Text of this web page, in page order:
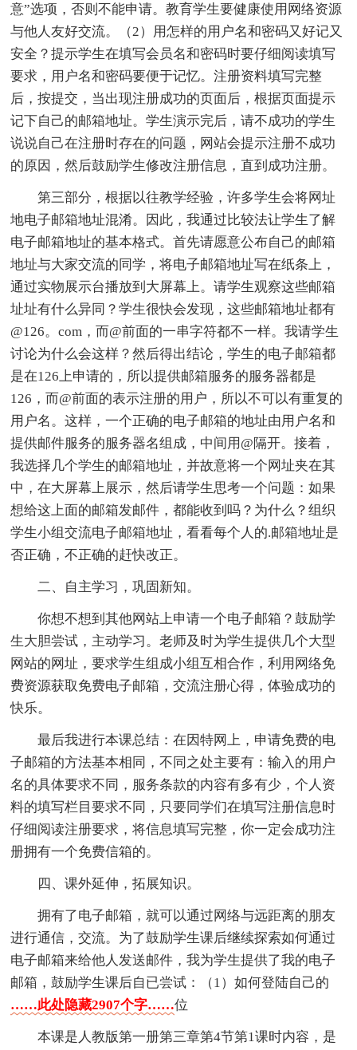
意”选项，否则不能申请。教育学生要健康使用网络资源
与他人友好交流。（2）用怎样的用户名和密码又好记又
安全？提示学生在填写会员名和密码时要仔细阅读填写
要求，用户名和密码要便于记忆。注册资料填写完整
后，按提交，当出现注册成功的页面后，根据页面提示
记下自己的邮箱地址。学生演示完后，请不成功的学生
说说自己在注册时存在的问题，网站会提示注册不成功
的原因，然后鼓励学生修改注册信息，直到成功注册。
第三部分，根据以往教学经验，许多学生会将网址
地电子邮箱地址混淆。因此，我通过比较法让学生了解
电子邮箱地址的基本格式。首先请愿意公布自己的邮箱
地址与大家交流的同学，将电子邮箱地址写在纸条上，
通过实物展示台播放到大屏幕上。请学生观察这些邮箱
址址有什么异同？学生很快会发现，这些邮箱地址都有
@126。com，而@前面的一串字符都不一样。我请学生
讨论为什么会这样？然后得出结论，学生的电子邮箱都
是在126上申请的，所以提供邮箱服务的服务器都是
126，而@前面的表示注册的用户，所以不可以有重复的
用户名。这样，一个正确的电子邮箱的地址由用户名和
提供邮件服务的服务器名组成，中间用@隔开。接着，
我选择几个学生的邮箱地址，并故意将一个网址夹在其
中，在大屏幕上展示，然后请学生思考一个问题：如果
想给这上面的邮箱发邮件，都能收到吗？为什么？组织
学生小组交流电子邮箱地址，看看每个人的.邮箱地址是
否正确，不正确的赶快改正。
二、自主学习，巩固新知。
你想不想到其他网站上申请一个电子邮箱？鼓励学
生大胆尝试，主动学习。老师及时为学生提供几个大型
网站的网址，要求学生组成小组互相合作，利用网络免
费资源获取免费电子邮箱，交流注册心得，体验成功的
快乐。
最后我进行本课总结：在因特网上，申请免费的电
子邮箱的方法基本相同，不同之处主要有：输入的用户
名的具体要求不同，服务条款的内容有多有少，个人资
料的填写栏目要求不同，只要同学们在填写注册信息时
仔细阅读注册要求，将信息填写完整，你一定会成功注
册拥有一个免费信箱的。
四、课外延伸，拓展知识。
拥有了电子邮箱，就可以通过网络与远距离的朋友
进行通信，交流。为了鼓励学生课后继续探索如何通过
电子邮箱来给他人发送邮件，我为学生提供了我的电子
邮箱，鼓励学生课后自已尝试：（1）如何登陆自己的
……此处隐藏2907个字……位
本课是人教版第一册第三章第4节第1课时内容，是